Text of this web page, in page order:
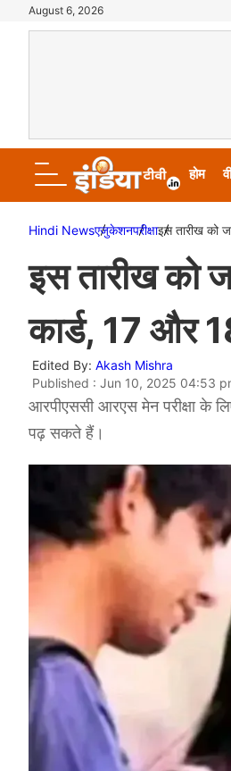
August 6, 2026
होम
Hindi Newsएजुकेशनपरीक्षाइस तारीख को
इस तारीख को
कार्ड, 17 और
Edited By: Akash Mishra
Published : Jun 10, 2025 04:53
आरपीएससी आरएस मेन परीक्षा के
पढ़ सकते हैं।